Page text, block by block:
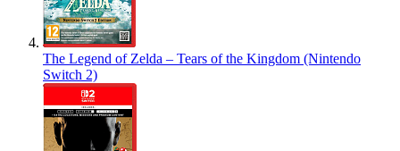
The Legend of Zelda – Tears of the Kingdom (Nintendo
Switch 2)